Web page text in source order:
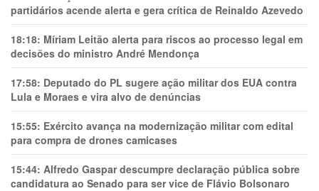
partidários acende alerta e gera crítica de Reinaldo Azevedo
18:18: Míriam Leitão alerta para riscos ao processo legal em
decisões do ministro André Mendonça
17:58: Deputado do PL sugere ação militar dos EUA contra
Lula e Moraes e vira alvo de denúncias
15:55: Exército avança na modernização militar com edital
para compra de drones camicases
15:44: Alfredo Gaspar descumpre declaração pública sobre
candidatura ao Senado para ser vice de Flávio Bolsonaro